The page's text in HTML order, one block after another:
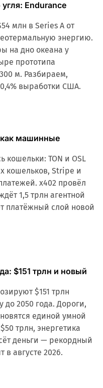
Endurance
млн в Series A от
энергию.
на дно океана у
прототипа
м. Разбираем,
выработки США.
как машинные
кошельки: TON и OSL
кошельков, Stripe и
x402 провёл
1,5 трлн агентной
платёжный слой новой
$151 трлн и новый
$151 трлн
до 2050 года. Дороги,
единой умной
трлн, энергетика
деньги — рекордный
в августе 2026.